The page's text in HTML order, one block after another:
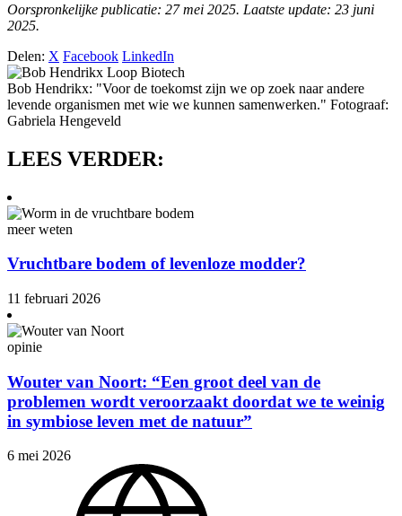
Oorspronkelijke publicatie: 27 mei 2025. Laatste update: 23 juni
2025.
Delen: X Facebook LinkedIn
Bob Hendrikx: "Voor de toekomst zijn we op zoek naar andere
levende organismen met wie we kunnen samenwerken." Fotograaf:
Gabriela Hengeveld
LEES VERDER:
meer weten
Vruchtbare bodem of levenloze modder?
11 februari 2026
opinie
Wouter van Noort: “Een groot deel van de
problemen wordt veroorzaakt doordat we te weinig
in symbiose leven met de natuur”
6 mei 2026